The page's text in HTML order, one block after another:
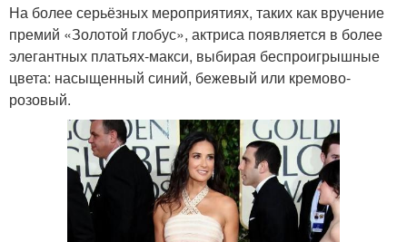
На более серьёзных мероприятиях, таких как вручение
премий «Золотой глобус», актриса появляется в более
элегантных платьях-макси, выбирая беспроигрышные
цвета: насыщенный синий, бежевый или кремово-
розовый.